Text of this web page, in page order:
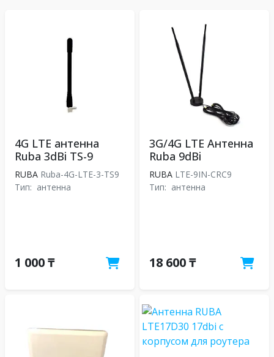
4G LTE антенна
Ruba 3dBi TS-9
RUBA Ruba-4G-LTE-3-TS9
Тип: антенна
1 000 ₸
3G/4G LTE Антенна
Ruba 9dBi
RUBA LTE-9IN-CRC9
Тип: антенна
18 600 ₸